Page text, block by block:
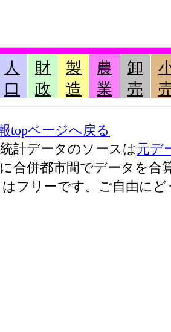
人
口
財
政
製
造
農
業
卸
売
topページへ戻る
計データのソースは元デ
合併都市間でデータを合
フリーです。ご自由にど